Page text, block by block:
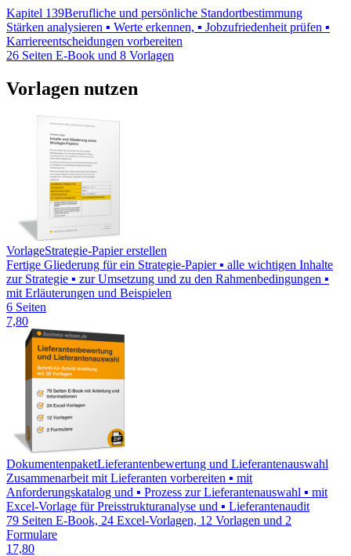
Kapitel 139Berufliche und persönliche Standortbestimmung
Stärken analysieren ▪ Werte erkennen, ▪ Jobzufriedenheit prüfen ▪
Karriereentscheidungen vorbereiten
26 Seiten E-Book und 8 Vorlagen
Vorlagen nutzen
VorlageStrategie-Papier erstellen
Fertige Gliederung für ein Strategie-Papier ▪ alle wichtigen Inhalte
zur Strategie ▪ zur Umsetzung und zu den Rahmenbedingungen ▪
mit Erläuterungen und Beispielen
6 Seiten
7,80
DokumentenpaketLieferantenbewertung und Lieferantenauswahl
Zusammenarbeit mit Lieferanten vorbereiten ▪ mit
Anforderungskatalog und ▪ Prozess zur Lieferantenauswahl ▪ mit
Excel-Vorlage für Preisstrukturanalyse und ▪ Lieferantenaudit
79 Seiten E-Book, 24 Excel-Vorlagen, 12 Vorlagen und 2
Formulare
17,80